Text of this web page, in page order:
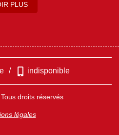
PLUS
/ indisponible
droits réservés
légales